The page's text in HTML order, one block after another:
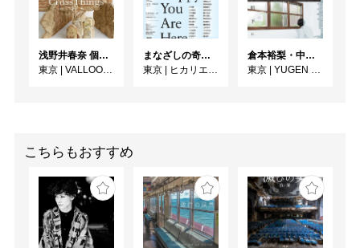
浅野井春奈 個展「CrossThings」
東京
VALLOON STUDIO SHIBUYA
まなざしの奇跡 日本女性写真家の冒険
東京
ヒカリエホール
倉本裕梨・中川晶子「対岸の眼下に」
東京
YUGEN Gallery
こちらもおすすめ